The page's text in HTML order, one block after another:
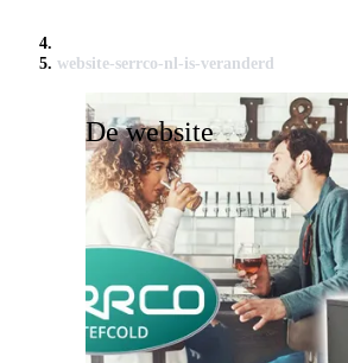
website-serrco-nl-is-veranderd
De website